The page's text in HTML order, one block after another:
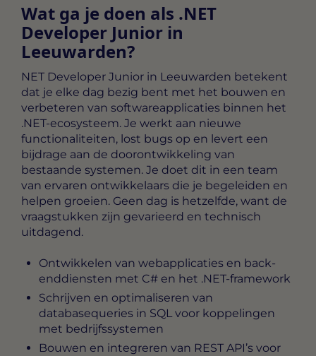
Wat ga je doen als .NET
Developer Junior in
Leeuwarden?
NET Developer Junior in Leeuwarden betekent
dat je elke dag bezig bent met het bouwen en
verbeteren van softwareapplicaties binnen het
.NET-ecosysteem. Je werkt aan nieuwe
functionaliteiten, lost bugs op en levert een
bijdrage aan de doorontwikkeling van
bestaande systemen. Je doet dit in een team
van ervaren ontwikkelaars die je begeleiden en
helpen groeien. Geen dag is hetzelfde, want de
vraagstukken zijn gevarieerd en technisch
uitdagend.
Ontwikkelen van webapplicaties en back-
enddiensten met C# en het .NET-framework
Schrijven en optimaliseren van
databasequeries in SQL voor koppelingen
met bedrijfssystemen
Bouwen en integreren van REST API’s voor